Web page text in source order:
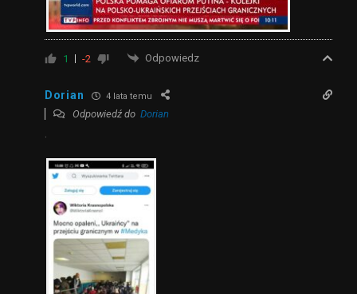
1 -2 Odpowiedz
Dorian 4 lata temu
Odpowiedź do Dorian
.